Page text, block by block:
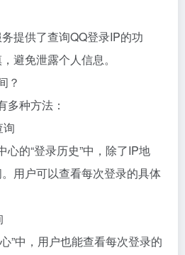
提供了查询QQ登录IP的功
避免泄露个人信息。
？
多种方法：
询
心的“登录历史”中，除了IP地
用户可以查看每次登录的具体
”中，用户也能查看每次登录的